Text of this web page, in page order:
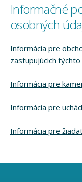
Informačné
osobných
Informácia pre
zastupujúcich
Informácia pre
Informácia pre
Informácia pre